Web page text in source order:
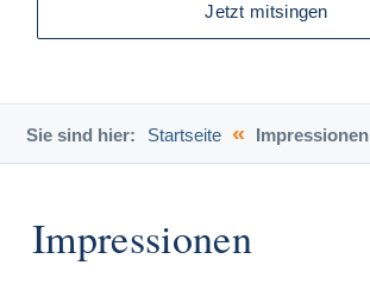
Jetzt mitsingen
Sie sind hier: Startseite « Impressionen
Impressionen